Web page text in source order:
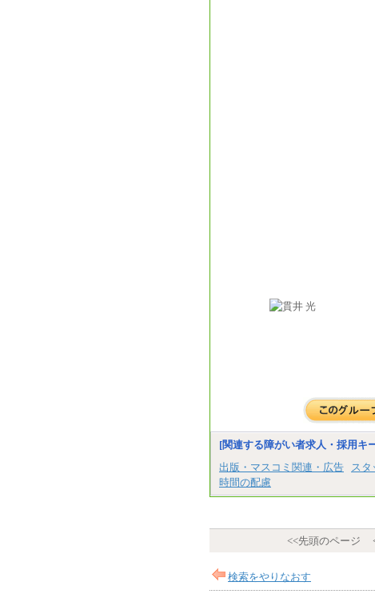
[関連する障がい者求人・採用キ
出版・マスコミ関連・広告
スタ
時間の配慮
<<先頭のページ
検索をやりなおす